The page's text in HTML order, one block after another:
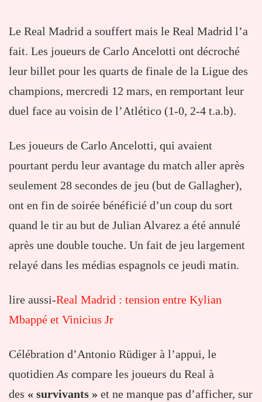
Le Real Madrid a souffert mais le Real Madrid l’a
fait. Les joueurs de Carlo Ancelotti ont décroché
leur billet pour les quarts de finale de la Ligue des
champions, mercredi 12 mars, en remportant leur
duel face au voisin de l’Atlético (1-0, 2-4 t.a.b).
Les joueurs de Carlo Ancelotti, qui avaient
pourtant perdu leur avantage du match aller après
seulement 28 secondes de jeu (but de Gallagher),
ont en fin de soirée bénéficié d’un coup du sort
quand le tir au but de Julian Alvarez a été annulé
après une double touche. Un fait de jeu largement
relayé dans les médias espagnols ce jeudi matin.
lire aussi-Real Madrid : tension entre Kylian
Mbappé et Vinicius Jr
Célébration d’Antonio Rüdiger à l’appui, le
quotidien As compare les joueurs du Real à
des « survivants » et ne manque pas d’afficher, sur